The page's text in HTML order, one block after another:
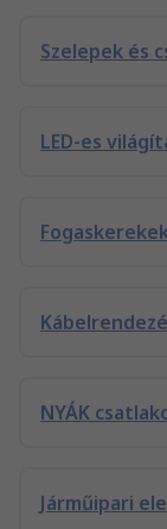
Szelepek és
LED-es
NYÁK
Járműipari